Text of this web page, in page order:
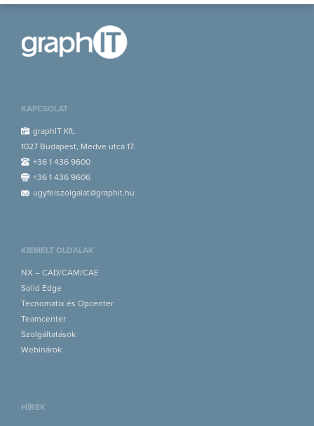
KAPCSOLAT
graphIT Kft.
1027 Budapest, Medve utca 17.
+36 1 436 9600
+36 1 436 9606
ugyfelszolgalat@graphit.hu
KIEMELT OLDALAK
NX – CAD/CAM/CAE
Solid Edge
Tecnomatix és Opcenter
Teamcenter
Szolgáltatások
Webinárok
HÍREK